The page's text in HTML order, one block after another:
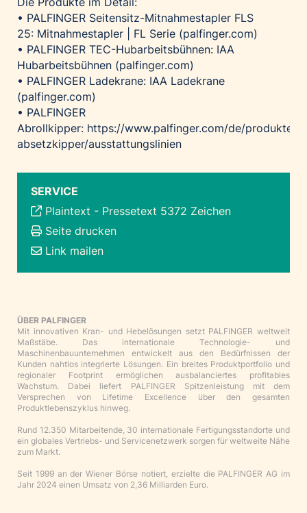
• PALFINGER Seitensitz-Mitnahmestapler FLS
25: Mitnahmestapler | FL Serie (palfinger.com)
• PALFINGER TEC-Hubarbeitsbühnen: IAA
Hubarbeitsbühnen (palfinger.com)
• PALFINGER Ladekrane: IAA Ladekrane
(palfinger.com)
• PALFINGER
Abrollkipper: https://www.palfinger.com/de/produkte/
absetzkipper/ausstattungslinien
SERVICE
Plaintext - Pressetext 5372 Zeichen
Seite drucken
Link mailen
ÜBER PALFINGER
Mit innovativen Kran- und Hebelösungen setzt PALFINGER weltweit
Maßstäbe. Das internationale Technologie- und
Maschinenbauunternehmen entwickelt aus den Bedürfnissen der
Kunden nahtlos integrierte Lösungen. Ein breites Produktportfolio und
regionaler Footprint ermöglichen ausbalanciertes profitables
Wachstum. Dabei liefert PALFINGER Spitzenleistung mit dem
Versprechen von Lifetime Excellence über den gesamten
Produktlebenszyklus hinweg.
Rund 12.350 Mitarbeitende, 30 internationale Fertigungsstandorte und
ein globales Vertriebs- und Servicenetzwerk sorgen für weltweite Nähe
zum Markt.
Seit 1999 an der Wiener Börse notiert, erzielte die PALFINGER AG im
Jahr 2024 einen Umsatz von 2,36 Milliarden Euro.